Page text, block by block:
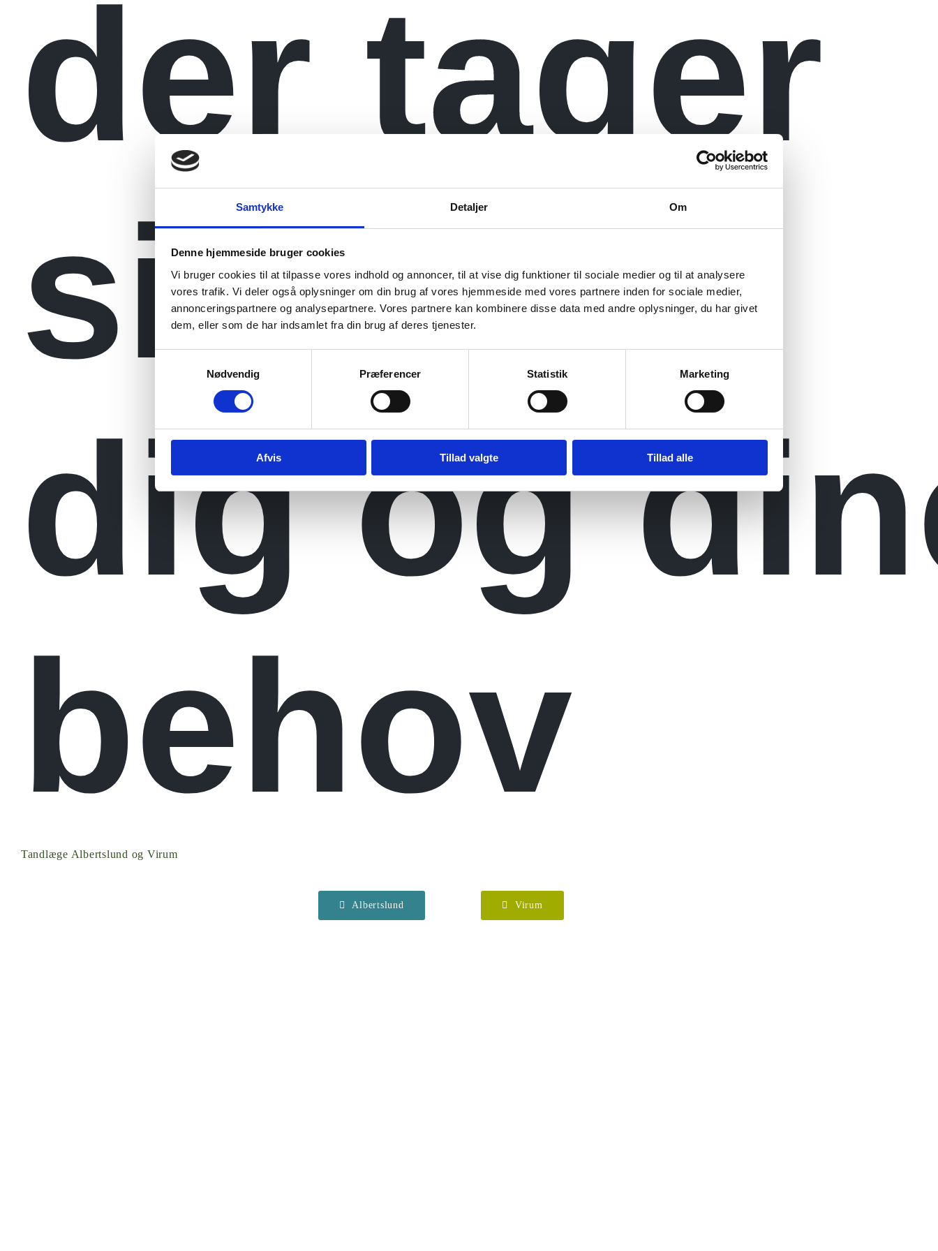
Samtykke Detaljer Om
Denne hjemmeside bruger cookies
Vi bruger cookies til at tilpasse vores indhold og annoncer, til at vise dig funktioner til sociale medier og til at analysere
vores trafik. Vi deler også oplysninger om din brug af vores hjemmeside med vores partnere inden for sociale medier,
annonceringspartnere og analysepartnere. Vores partnere kan kombinere disse data med andre oplysninger, du har givet
dem, eller som de har indsamlet fra din brug af deres tjenester.
Samtykkevalg
Nødvendig
Præferencer Statistik Marketing
Afvis Tillad valgte Tillad alle
der tager
sig tid til
dig og
behov
Tandlæge Albertslund og Virum
Albertslund Virum